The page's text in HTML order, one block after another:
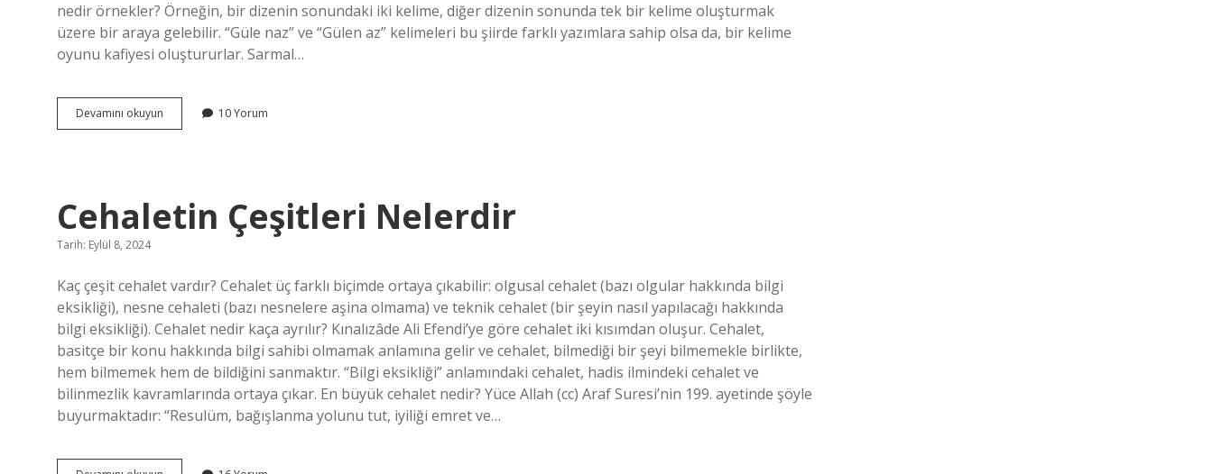
nedir örnekler? Örneğin, bir dizenin sonundaki iki kelime, diğer dizenin sonunda tek bir kelime oluşturmak
üzere bir araya gelebilir. “Güle naz” ve “Gülen az” kelimeleri bu şiirde farklı yazımlara sahip olsa da, bir kelime
oyunu kafiyesi oluştururlar. Sarmal…
Devamını okuyun
Çeşitleri
10 Yorum
Cehaletin Çeşitleri Nelerdir
Tarih: Eylül 8, 2024
Kaç çeşit cehalet vardır? Cehalet üç farklı biçimde ortaya çıkabilir: olgusal cehalet (bazı olgular hakkında bilgi
eksikliği), nesne cehaleti (bazı nesnelere aşina olmama) ve teknik cehalet (bir şeyin nasıl yapılacağı hakkında
bilgi eksikliği). Cehalet nedir kaça ayrılır? Kınalızâde Ali Efendi’ye göre cehalet iki kısımdan oluşur. Cehalet,
basitçe bir konu hakkında bilgi sahibi olmamak anlamına gelir ve cehalet, bilmediği bir şeyi bilmemekle birlikte,
hem bilmemek hem de bildiğini sanmaktır. “Bilgi eksikliği” anlamındaki cehalet, hadis ilmindeki cehalet ve
bilinmezlik kavramlarında ortaya çıkar. En büyük cehalet nedir? Yüce Allah (cc) Araf Suresi’nin 199. ayetinde şöyle
buyurmaktadır: “Resulüm, bağışlanma yolunu tut, iyiliği emret ve…